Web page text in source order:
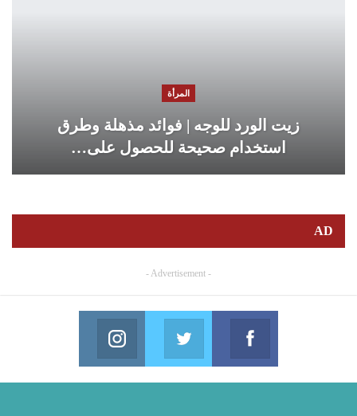
المرأة
زيت الورد للوجه | فوائد مذهلة وطرق
استخدام صحيحة للحصول على…
AD
- Advertisement -
Facebook
Join us on Facebook
Twitter
Join us on Twitter